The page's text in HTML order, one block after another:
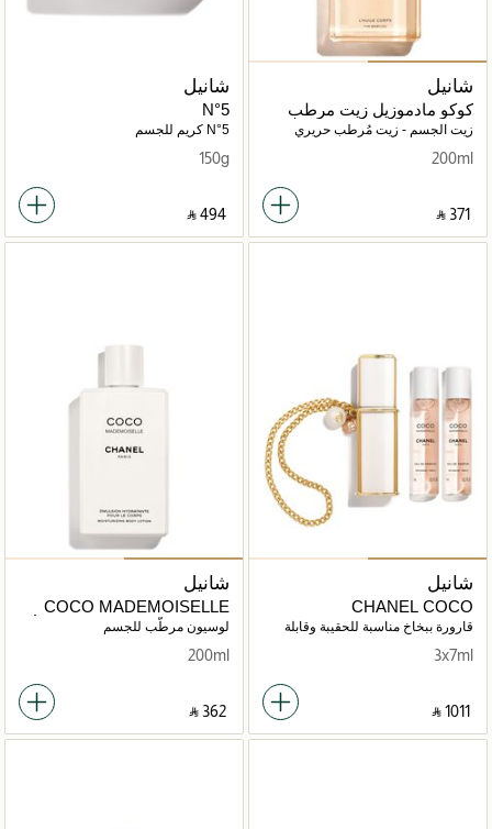
شانيل
كوكو مادموزيل زيت مرطب
ناعم للجسم 200 مل
زيت الجسم - زيت مُرطب حريري
200ml
‎ ⃁ ⁦371⁩ ‎
شانيل
N°5
N°5 كريم للجسم
150g
‎ ⃁ ⁦494⁩ ‎
شانيل
CHANEL COCO
MADEMOISELLE
قارورة ببخاخ مناسبة للحقيبة وقابلة
لإعادة تعبئة لماء العطر
3x7ml
‎ ⃁ ⁦1011⁩ ‎
شانيل
COCO MADEMOISELLE
ÉMULSION HYDRATANTE
لوسيون مرطّب للجسم
200ml
‎ ⃁ ⁦362⁩ ‎